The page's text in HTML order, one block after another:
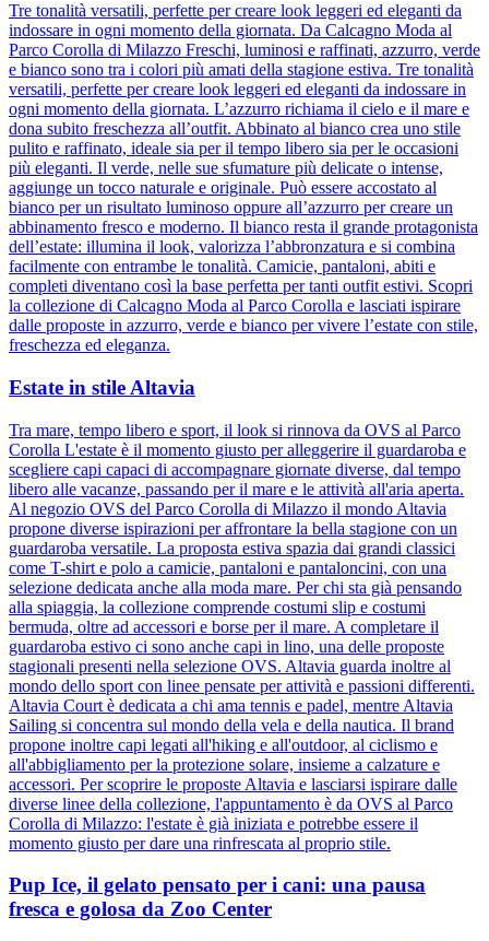
Tre tonalità versatili, perfette per creare look leggeri ed eleganti da
indossare in ogni momento della giornata. Da Calcagno Moda al
Parco Corolla di Milazzo Freschi, luminosi e raffinati, azzurro, verde
e bianco sono tra i colori più amati della stagione estiva. Tre tonalità
versatili, perfette per creare look leggeri ed eleganti da indossare in
ogni momento della giornata. L’azzurro richiama il cielo e il mare e
dona subito freschezza all’outfit. Abbinato al bianco crea uno stile
pulito e raffinato, ideale sia per il tempo libero sia per le occasioni
più eleganti. Il verde, nelle sue sfumature più delicate o intense,
aggiunge un tocco naturale e originale. Può essere accostato al
bianco per un risultato luminoso oppure all’azzurro per creare un
abbinamento fresco e moderno. Il bianco resta il grande protagonista
dell’estate: illumina il look, valorizza l’abbronzatura e si combina
facilmente con entrambe le tonalità. Camicie, pantaloni, abiti e
completi diventano così la base perfetta per tanti outfit estivi. Scopri
la collezione di Calcagno Moda al Parco Corolla e lasciati ispirare
dalle proposte in azzurro, verde e bianco per vivere l’estate con stile,
freschezza ed eleganza.
Estate in stile Altavia
Tra mare, tempo libero e sport, il look si rinnova da OVS al Parco
Corolla L'estate è il momento giusto per alleggerire il guardaroba e
scegliere capi capaci di accompagnare giornate diverse, dal tempo
libero alle vacanze, passando per il mare e le attività all'aria aperta.
Al negozio OVS del Parco Corolla di Milazzo il mondo Altavia
propone diverse ispirazioni per affrontare la bella stagione con un
guardaroba versatile. La proposta estiva spazia dai grandi classici
come T-shirt e polo a camicie, pantaloni e pantaloncini, con una
selezione dedicata anche alla moda mare. Per chi sta già pensando
alla spiaggia, la collezione comprende costumi slip e costumi
bermuda, oltre ad accessori e borse per il mare. A completare il
guardaroba estivo ci sono anche capi in lino, una delle proposte
stagionali presenti nella selezione OVS. Altavia guarda inoltre al
mondo dello sport con linee pensate per attività e passioni differenti.
Altavia Court è dedicata a chi ama tennis e padel, mentre Altavia
Sailing si concentra sul mondo della vela e della nautica. Il brand
propone inoltre capi legati all'hiking e all'outdoor, al ciclismo e
all'abbigliamento per la protezione solare, insieme a calzature e
accessori. Per scoprire le proposte Altavia e lasciarsi ispirare dalle
diverse linee della collezione, l'appuntamento è da OVS al Parco
Corolla di Milazzo: l'estate è già iniziata e potrebbe essere il
momento giusto per dare una rinfrescata al proprio stile.
Pup Ice, il gelato pensato per i cani: una pausa
fresca e golosa da Zoo Center